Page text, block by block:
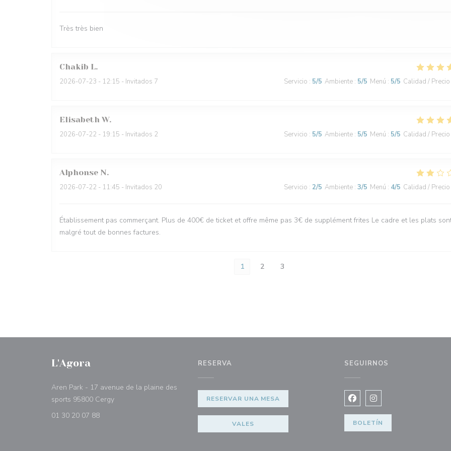
Très très bien
Chakib L
2026-07-23 - 12:15 - Invitados 7 Servicio : 5/5 Ambiente : 5/5 Menú : 5/5 Calidad / Precio
Elisabeth W
2026-07-22 - 19:15 - Invitados 2 Servicio : 5/5 Ambiente : 5/5 Menú : 5/5 Calidad / Precio
Alphonse N
2026-07-22 - 11:45 - Invitados 20 Servicio : 2/5 Ambiente : 3/5 Menú : 4/5 Calidad / Precio
Établissement pas commerçant. Plus de 400€ de ticket et offre même pas 3€ de supplément frites Le cadre et les plats
malgré tout de bonnes factures.
1 2 3
L'Agora
Aren Park - 17 avenue de la plaine des
sports 95800 Cergy((abre en una nueva ventana))
01 30 20 07 88
RESERVA
RESERVAR UNA MESA
VALES
SEGUIRNOS
Facebook ((abre en una
Instagram ((abre en
BOLETÍN